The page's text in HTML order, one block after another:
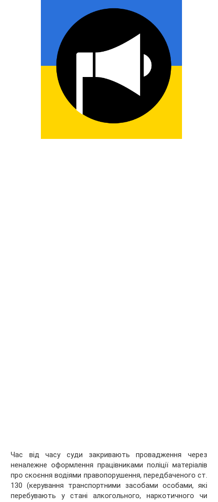
Час від часу суди закривають провадження через
неналежне оформлення працівниками поліції матеріалів
про скоєння водіями правопорушення, передбаченого ст.
130 (керування транспортними засобами особами, які
перебувають у стані алкогольного, наркотичного чи